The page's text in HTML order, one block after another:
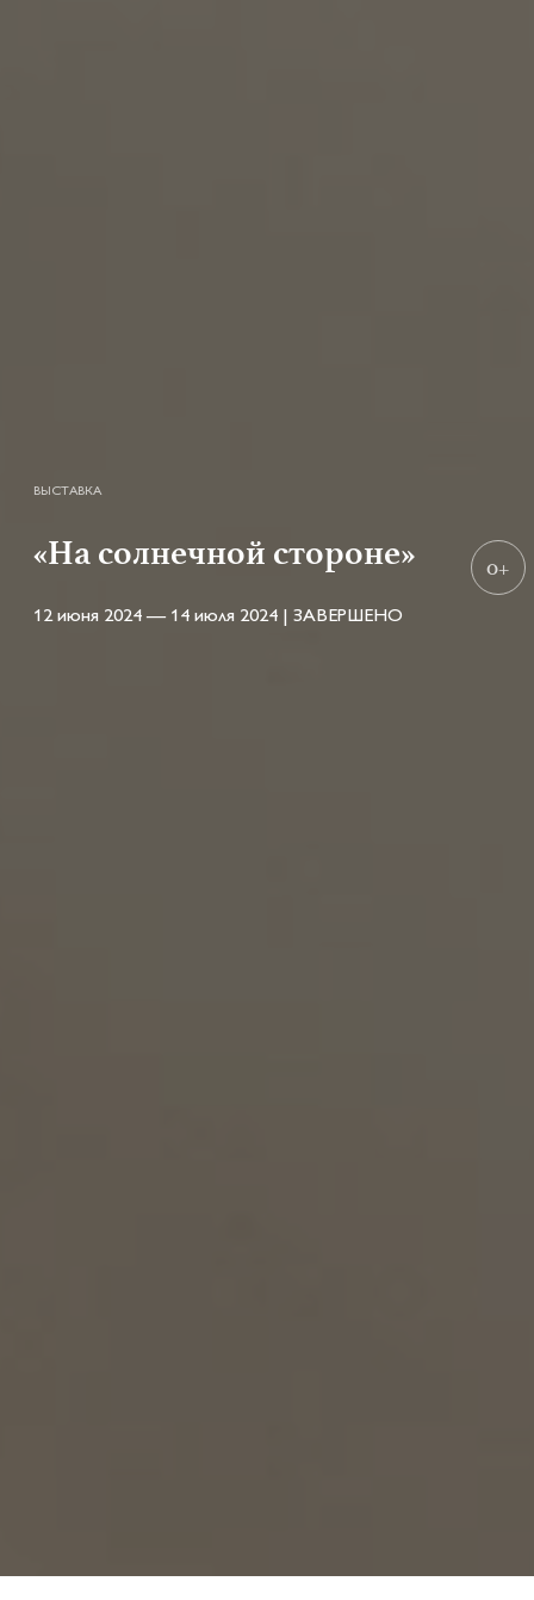
ВЫСТАВКА
«На солнечной стороне»
12 июня 2024 — 14 июля 2024 | ЗАВЕРШЕНО
0+